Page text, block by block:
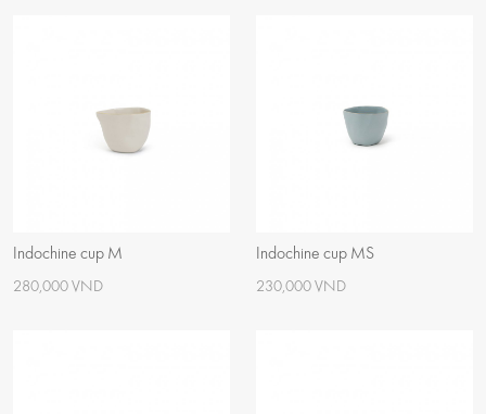
Indochine cup M
280,000 VND
Indochine cup MS
230,000 VND